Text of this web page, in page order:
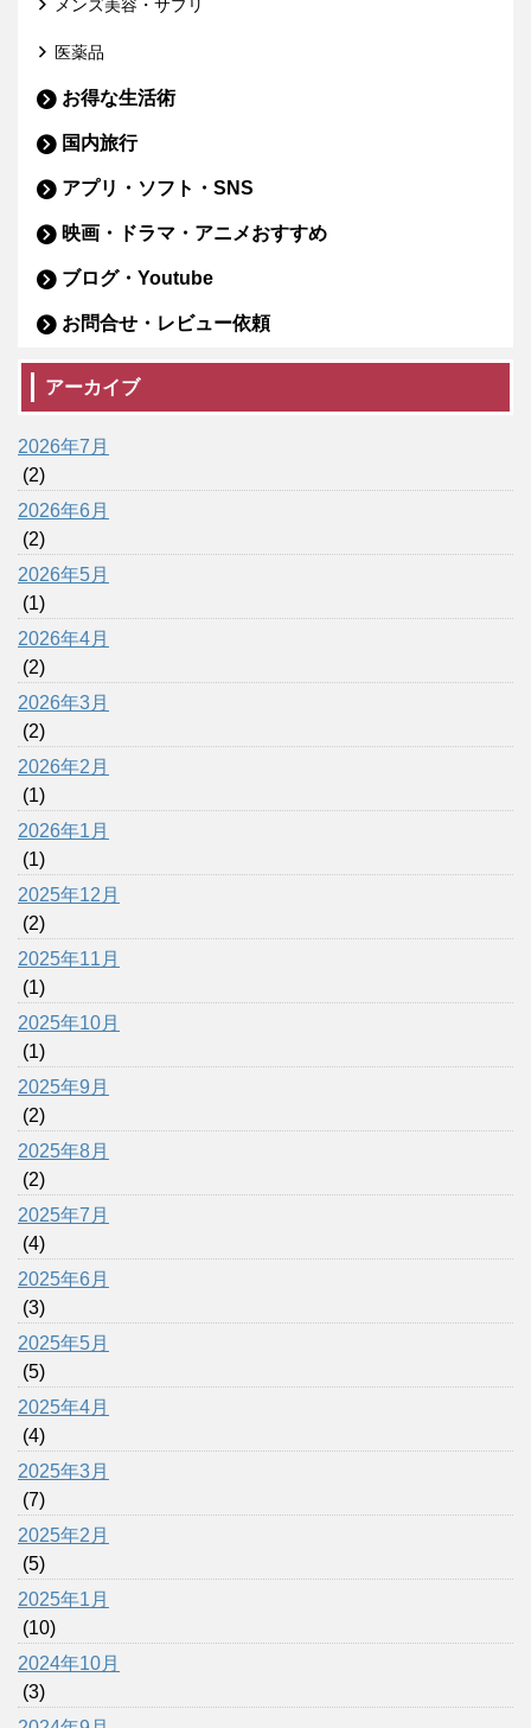
メンズ美容・サプリ
医薬品
お得な生活術
国内旅行
アプリ・ソフト・SNS
映画・ドラマ・アニメおすすめ
ブログ・Youtube
お問合せ・レビュー依頼
アーカイブ
2026年7月
(2)
2026年6月
(2)
2026年5月
(1)
2026年4月
(2)
2026年3月
(2)
2026年2月
(1)
2026年1月
(1)
2025年12月
(2)
2025年11月
(1)
2025年10月
(1)
2025年9月
(2)
2025年8月
(2)
2025年7月
(4)
2025年6月
(3)
2025年5月
(5)
2025年4月
(4)
2025年3月
(7)
2025年2月
(5)
2025年1月
(10)
2024年10月
(3)